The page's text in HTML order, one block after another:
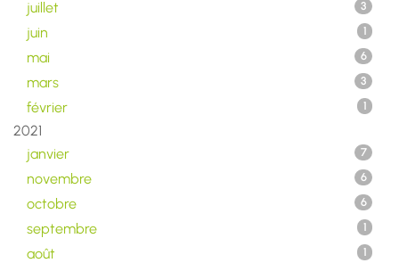
juillet 3
juin 1
mai 6
mars 3
février 1
2021
janvier
7
novembre 6
octobre 6
septembre 1
août 1